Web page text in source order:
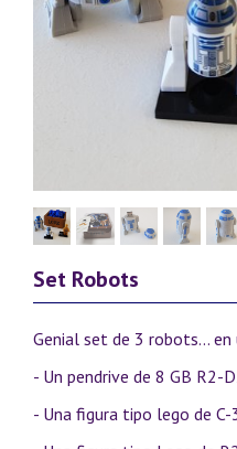
Set Robots
Genial set de 3 robots...
- Un pendrive de 8 GB R2-
- Una figura tipo lego de C-